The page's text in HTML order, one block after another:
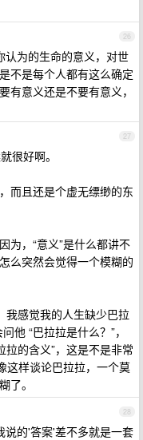
26
认为的生命的意义，对世
不是每个人都有这么确定
有意义还是不要有意义，
27
很好啊。
而且还是个虚无缥缈的东
为，“意义”是什么都讲不
么突然会觉得一个模糊的
我感觉我的人生缺少巴拉
他 “巴拉拉是什么？”，
拉的含义”，这是不是非常
这样谈论巴拉拉，一个莫
了。
28
说的'答案'差不多就是一套